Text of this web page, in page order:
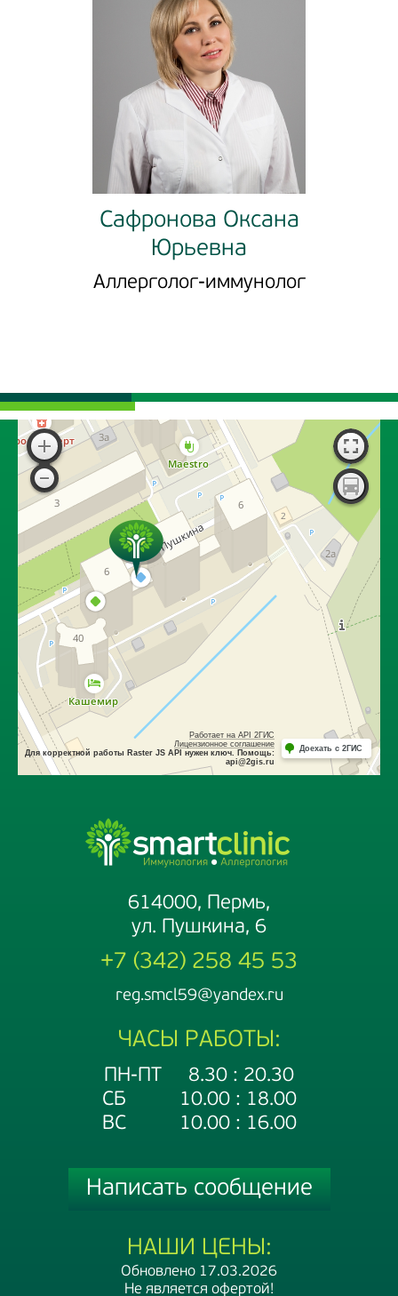
Сафронова Оксана
Юрьевна
Аллерголог-иммунолог
614000, Пермь,
ул. Пушкина, 6
+7 (342) 258 45 53
reg.smcl59@yandex.ru
ЧАСЫ РАБОТЫ:
ПН-ПТ 8.30 : 20.30
СБ 10.00 : 18.00
ВС 10.00 : 16.00
Написать сообщение
НАШИ ЦЕНЫ:
Обновлено 17.03.2026
Не является офертой!